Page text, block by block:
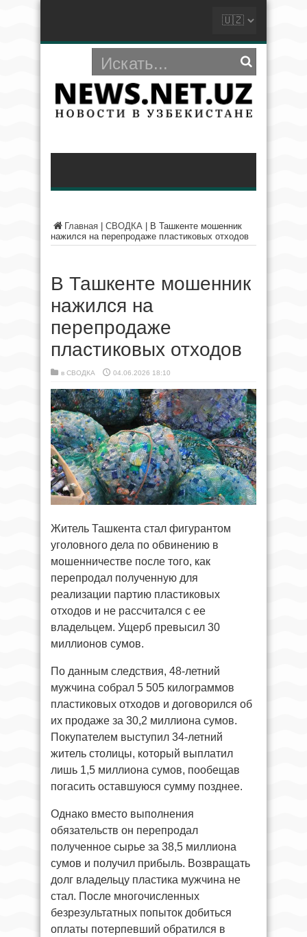
Главная СВОДКА
В Ташкенте мошенник
нажился на перепродаже пластиковых отходов
В Ташкенте мошенник
нажился на
перепродаже
пластиковых отходов
в СВОДКА 04.06.2026 18:10
Житель Ташкента стал фигурантом
уголовного дела по обвинению в
мошенничестве после того, как
перепродал полученную для
реализации партию пластиковых
отходов и не рассчитался с ее
владельцем. Ущерб превысил 30
миллионов сумов.
По данным следствия, 48-летний
мужчина собрал 5 505 килограммов
пластиковых отходов и договорился об
их продаже за 30,2 миллиона сумов.
Покупателем выступил 34-летний
житель столицы, который выплатил
лишь 1,5 миллиона сумов, пообещав
погасить оставшуюся сумму позднее.
Однако вместо выполнения
обязательств он перепродал
полученное сырье за 38,5 миллиона
сумов и получил прибыль. Возвращать
долг владельцу пластика мужчина не
стал. После многочисленных
безрезультатных попыток добиться
оплаты потерпевший обратился в